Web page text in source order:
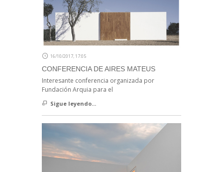
16/10/2017, 17:05
CONFERENCIA DE AIRES MATEUS
Interesante conferencia organizada por
Fundación Arquia para el
Sigue leyendo...